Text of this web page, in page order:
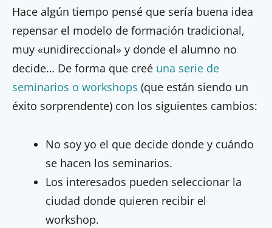
Hace algún tiempo pensé que sería buena idea
repensar el modelo de formación tradicional,
muy «unidireccional» y donde el alumno no
decide… De forma que creé una serie de
seminarios o workshops (que están siendo un
éxito sorprendente) con los siguientes cambios:
No soy yo el que decide donde y cuándo
se hacen los seminarios.
Los interesados pueden seleccionar la
ciudad donde quieren recibir el
workshop.